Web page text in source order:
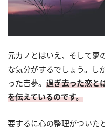
元カノとはいえ、そして夢
な気分がするでしょう。し
った吉夢。 過ぎ去った恋と
を伝えているのです。
要するに心の整理がついた